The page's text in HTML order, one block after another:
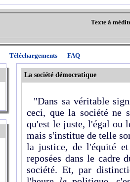
Texte à
Téléchargements FAQ
La société démocratique
"Dans sa véritable
ceci, que la société ne
qu'est le juste, l'égal ou
mais s'institue de telle
la justice, de l'équité
reposées dans le cadre
société. Et, par